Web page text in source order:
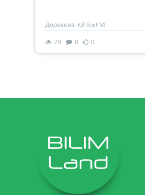
Дереккөз: ҚР БжҒМ
28
0 0